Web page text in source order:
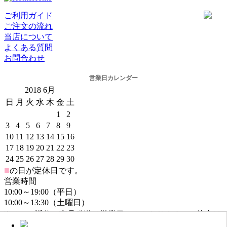
ご利用ガイド
ご注文の流れ
当店について
よくある質問
お問合わせ
営業日カレンダー
2018 6月
日
月 火 水 木 金 土
1
2
3
4 5 6 7 8
9
10 11 12 13 14 15 16
17 18 19 20 21 22 23
24 25 26 27 28 29 30
■の日が定休日です。
営業時間
10:00～19:00（平日）
10:00～13:30（土曜日）
※メール返信・商品発送は営業日のみとなります。ご注文は
年中無休でお受けしております。